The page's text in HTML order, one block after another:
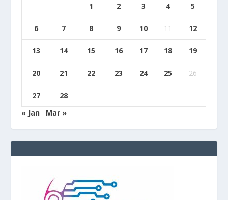
1 2 3 4 5
6 7 8 9 10 11 12
13 14 15 16 17 18 19
20 21 22 23 24 25 26
27
28
« Jan
Mar »